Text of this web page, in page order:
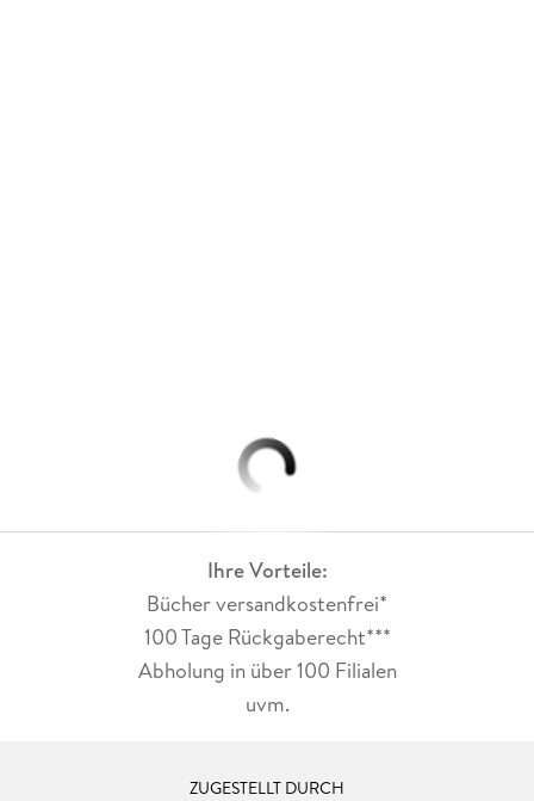
Ihre Vorteile:
Bücher versandkostenfrei*
100 Tage Rückgaberecht***
Abholung in über 100 Filialen
uvm.
ZUGESTELLT DURCH